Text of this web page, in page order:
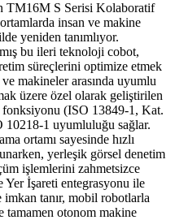
TM16M S Serisi Kolaboratif
insan ve makine
yeniden tanımlıyor.
bu ileri teknoloji cobot,
süreçlerini optimize etmek
makineler arasında uyumlu
üzere özel olarak geliştirilen
(ISO 13849-1, Kat.
10218-1 uyumluluğu sağlar.
ortamı sayesinde hızlı
yerleşik görsel denetim
işlemlerini zahmetsizce
Yer İşareti entegrasyonu ile
imkan tanır, mobil robotlarla
tamamen otonom makine